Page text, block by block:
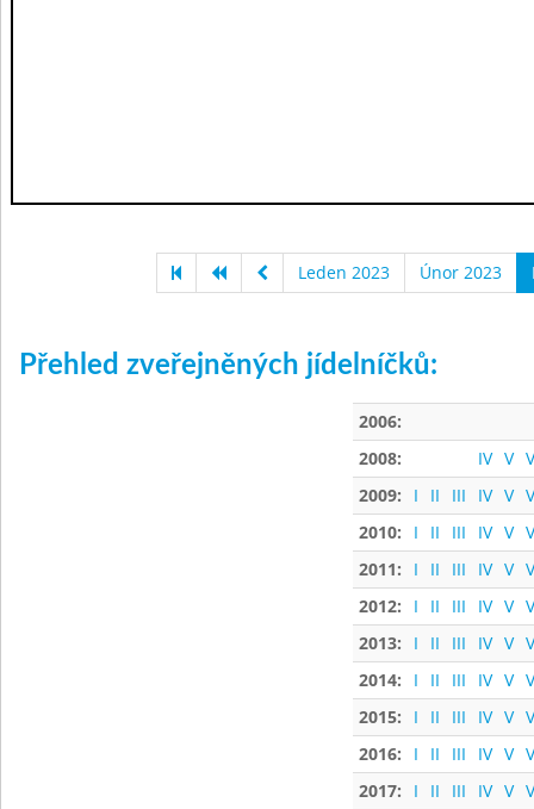
Leden 2023 Únor 2023
Přehled zveřejněných jídelníčků:
2006:
2008:
IV V
2009:
I II III IV V
2010:
I II III IV V
2011:
I II III IV V
2012:
I II III IV V
2013:
I II III IV V
2014:
I II III IV V
2015:
I II III IV V
2016:
I II III IV V
2017:
I II III IV V